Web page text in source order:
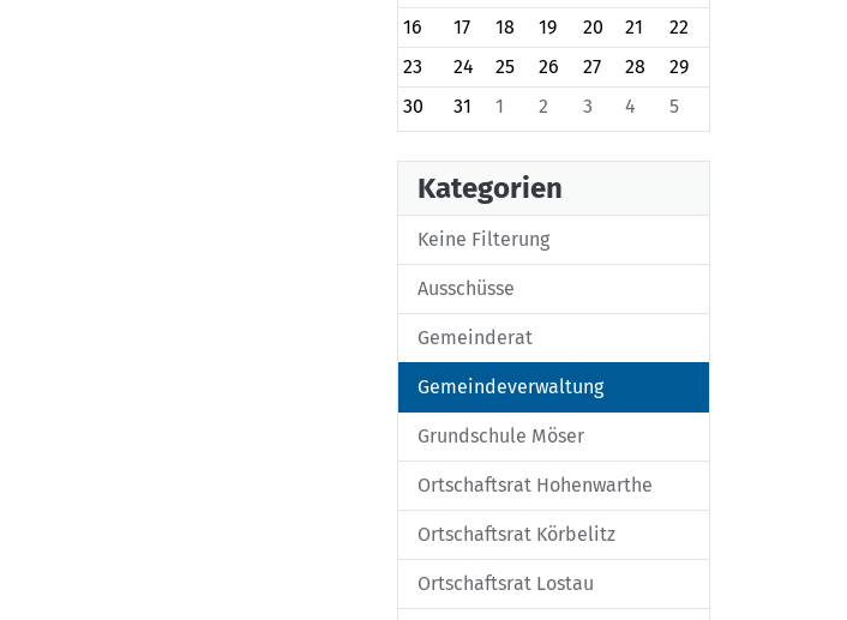
16
17 18 19 20 21
22
23
24 25 26 27 28
29
30
31 1 2 3 4 5
Kategorien
Keine Filterung
Ausschüsse
Gemeinderat
Gemeindeverwaltung
Grundschule Möser
Ortschaftsrat Hohenwarthe
Ortschaftsrat Körbelitz
Ortschaftsrat Lostau